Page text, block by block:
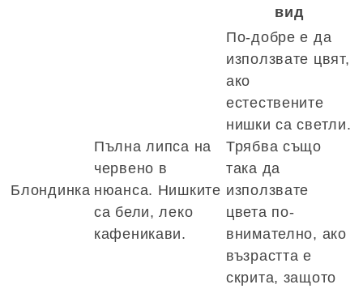
вид
Блондинка
Пълна липса на
червено в
нюанса. Нишките
са бели, леко
кафеникави.
По-добре е да
използвате цвят,
ако
естествените
нишки са светли.
Трябва също
така да
използвате
цвета по-
внимателно, ако
възрастта е
скрита, защото